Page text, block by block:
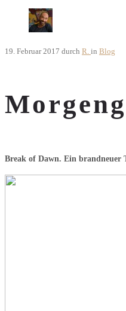
19. Februar 2017 durch R. in Blog
Break of Dawn. Ein brandneuer